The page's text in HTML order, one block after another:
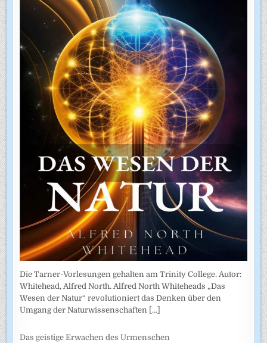
Die Tarner-Vorlesungen gehalten am Trinity College. Autor:
Whitehead, Alfred North. Alfred North Whiteheads „Das
Wesen der Natur“ revolutioniert das Denken über den
Umgang der Naturwissenschaften [...]
Das geistige Erwachen des Urmenschen